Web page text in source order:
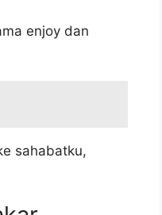
enjoy dan
sahabatku,